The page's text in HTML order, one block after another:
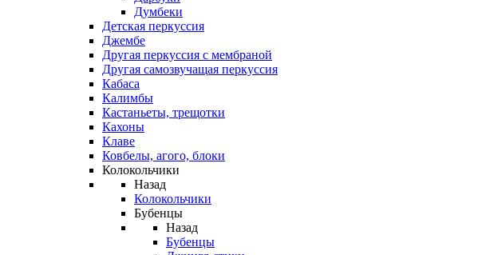
Думбеки
Детская перкуссия
Джембе
Другая перкуссия с мембраной
Другая самозвучащая перкуссия
Кабаса
Калимбы
Кастаньеты, трещотки
Кахоны
Клаве
Ковбелы, агого, блоки
Колокольчики
Назад
Колокольчики
Бубенцы
Назад
Бубенцы